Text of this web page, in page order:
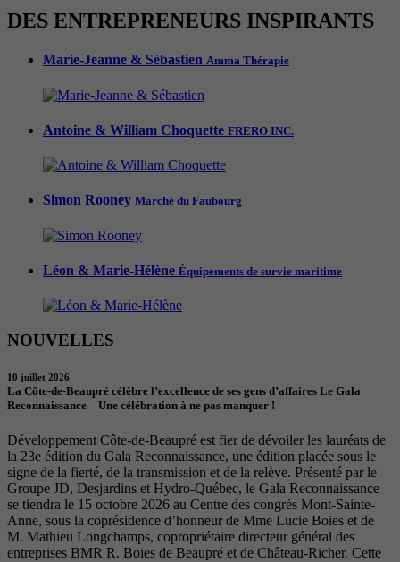
DES ENTREPRENEURS INSPIRANTS
Marie-Jeanne & Sébastien Amma Thérapie
Antoine & William Choquette FRERO INC.
Simon Rooney Marché du Faubourg
Léon & Marie-Hélène Équipements de survie maritime
NOUVELLES
10 juillet 2026
La Côte-de-Beaupré célèbre l’excellence de ses gens d’affaires Le Gala
Reconnaissance – Une célébration à ne pas manquer !
Développement Côte-de-Beaupré est fier de dévoiler les lauréats de
la 23e édition du Gala Reconnaissance, une édition placée sous le
signe de la fierté, de la transmission et de la relève. Présenté par le
Groupe JD, Desjardins et Hydro-Québec, le Gala Reconnaissance
se tiendra le 15 octobre 2026 au Centre des congrès Mont-Sainte-
Anne, sous la coprésidence d’honneur de Mme Lucie Boies et de
M. Mathieu Longchamps, copropriétaire directeur général des
entreprises BMR R. Boies de Beaupré et de Château-Richer. Cette